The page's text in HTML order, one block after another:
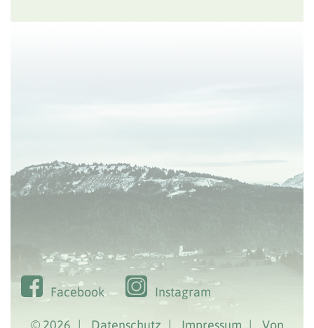
Facebook Instagram
© 2026 | Datenschutz | Impressum | Von